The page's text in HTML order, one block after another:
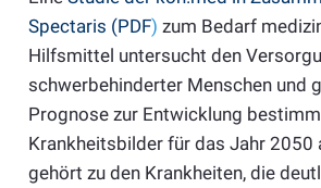
Spectaris (PDF) zum Bedarf
Hilfsmittel untersucht den
schwerbehinderter Menschen und
Prognose zur Entwicklung
Krankheitsbilder für das Jahr 2050
gehört zu den Krankheiten, die